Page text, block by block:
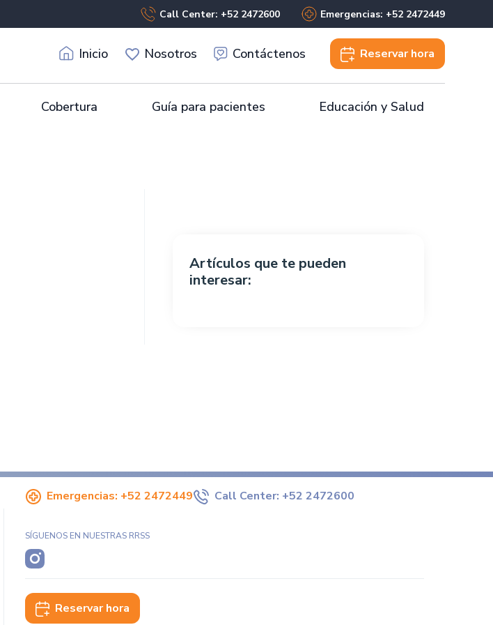
Call Center: +52 2472600 Emergencias: +52 2472449
Inicio Nosotros Contáctenos Reservar hora
Cobertura Guía para pacientes Educación y Salud
Artículos que te pueden
interesar:
Emergencias: +52 2472449 Call Center: +52 2472600
SÍGUENOS EN NUESTRAS RRSS
Reservar hora